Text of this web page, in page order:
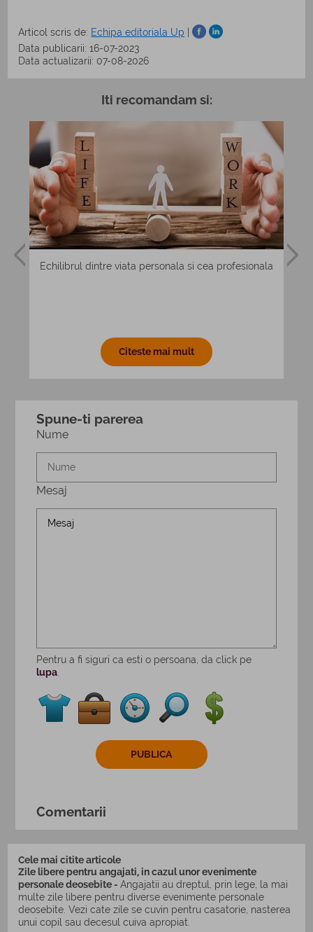
Articol scris de: Echipa editoriala Up |
Data publicarii: 16-07-2023
Data actualizarii: 07-08-2026
Iti recomandam si:
Echilibrul dintre viata personala si cea profesionala
Citeste mai mult
Spune-ti parerea
Nume
Mesaj
Pentru a fi siguri ca esti o persoana, da click pe
lupa.
Comentarii
Cele mai citite articole
Zile libere pentru angajati, in cazul unor evenimente
personale deosebite -Angajatii au dreptul, prin lege, la mai
multe zile libere pentru diverse evenimente personale
deosebite. Vezi cate zile se cuvin pentru casatorie, nasterea
unui copil sau decesul cuiva apropiat.